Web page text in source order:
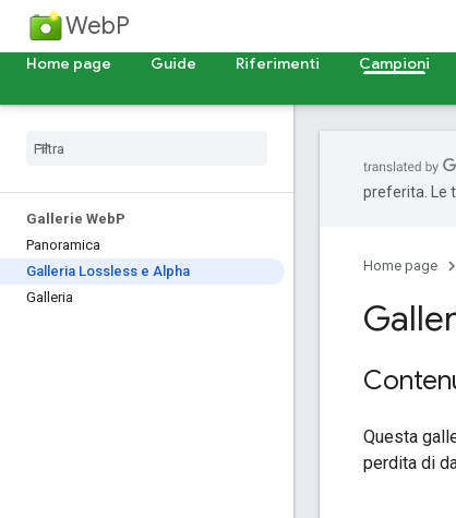
WebP
Home page
Guide Riferimenti Campioni
Gallerie WebP
Panoramica
Galleria Lossless e Alpha
Galleria
preferita. Le
Home page
Questa
perdita di